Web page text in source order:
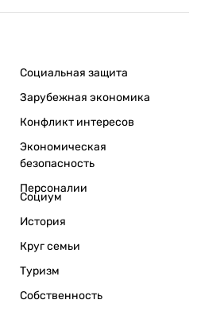
Социальная защита
Зарубежная экономика
Конфликт интересов
Экономическая
безопасность
Персоналии
Социум
История
Круг семьи
Туризм
Собственность